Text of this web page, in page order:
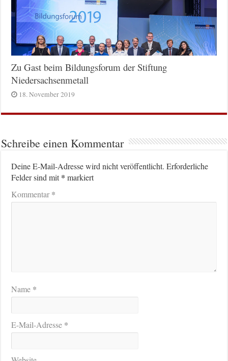
Zu Gast beim Bildungsforum der Stiftung
Niedersachsenmetall
18. November 2019
Schreibe einen Kommentar
Deine E-Mail-Adresse wird nicht veröffentlicht. Erforderliche
Felder sind mit* markiert
Kommentar*
Name *
E-Mail-Adresse *